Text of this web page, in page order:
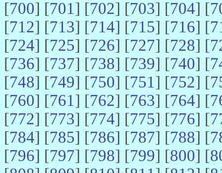
[700] [701] [702] [703] [704] [
[712] [713] [714] [715] [716] [
[724] [725] [726] [727] [728] [
[736] [737] [738] [739] [740] [
[748] [749] [750] [751] [752] [
[760] [761] [762] [763] [764] [
[772] [773] [774] [775] [776] [
[784] [785] [786] [787] [788] [
[796] [797] [798] [799] [800] [